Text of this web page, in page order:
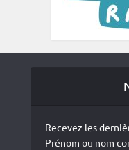
Recevez les
Prénom ou nom